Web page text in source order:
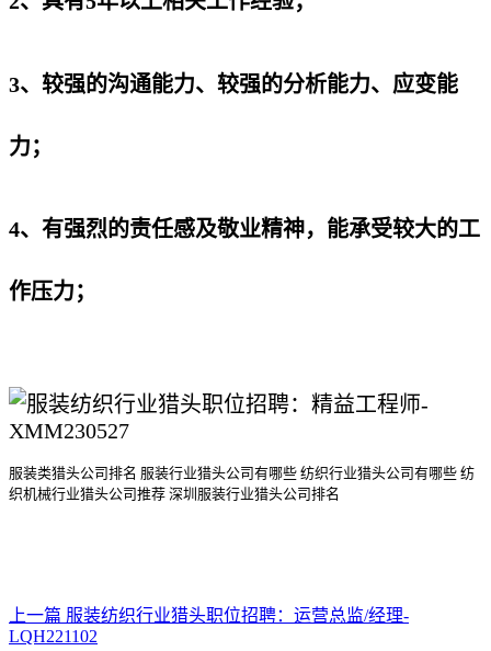
3、较强的沟通能力、较强的分析能力、应变能
力；
4、有强烈的责任感及敬业精神，能承受较大的工
作压力；
服装类猎头公司排名 服装行业猎头公司有哪些 纺织行业猎头公司有哪些 纺
织机械行业猎头公司推荐 深圳服装行业猎头公司排名
上一篇 服装纺织行业猎头职位招聘：运营总监/经理-
LQH221102